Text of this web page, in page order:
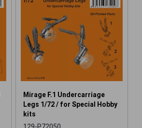
Mirage F.1 Undercarriage
Legs 1/72 / for Special Hobby
kits